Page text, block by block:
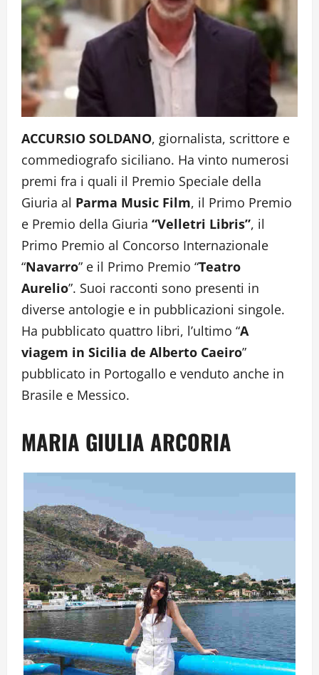
ACCURSIO SOLDANO, giornalista, scrittore e
commediografo siciliano. Ha vinto numerosi
premi fra i quali il Premio Speciale della
Giuria al Parma Music Film, il Primo Premio
e Premio della Giuria “Velletri Libris”, il
Primo Premio al Concorso Internazionale
“Navarro” e il Primo Premio “Teatro
Aurelio”. Suoi racconti sono presenti in
diverse antologie e in pubblicazioni singole.
Ha pubblicato quattro libri, l’ultimo “A
viagem in Sicilia de Alberto Caeiro”
pubblicato in Portogallo e venduto anche in
Brasile e Messico.
MARIA GIULIA ARCORIA